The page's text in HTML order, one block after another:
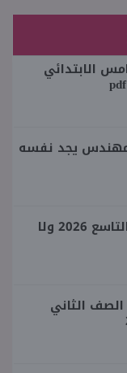
الابتدائي
يجد نفسه
هل طلعت نتائج الصف التاسع 2026 ولا
الثاني